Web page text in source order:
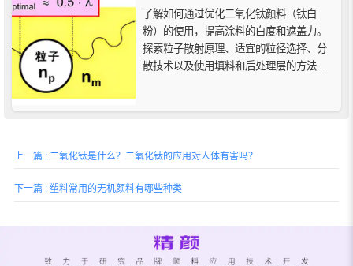
了解如何通过优化二氧化钛颜料（钛白
粉）的使用，提高涂料的白度和遮盖力。
探索粒子散射原理、适宜的粒径选择、分
散技术以及使用填料和后处理层的方法，
上一篇 : 二氧化钛是什么？二氧化钛的应用对人体有害吗？
下一篇 : 塑料常用的无机颜料有哪些种类